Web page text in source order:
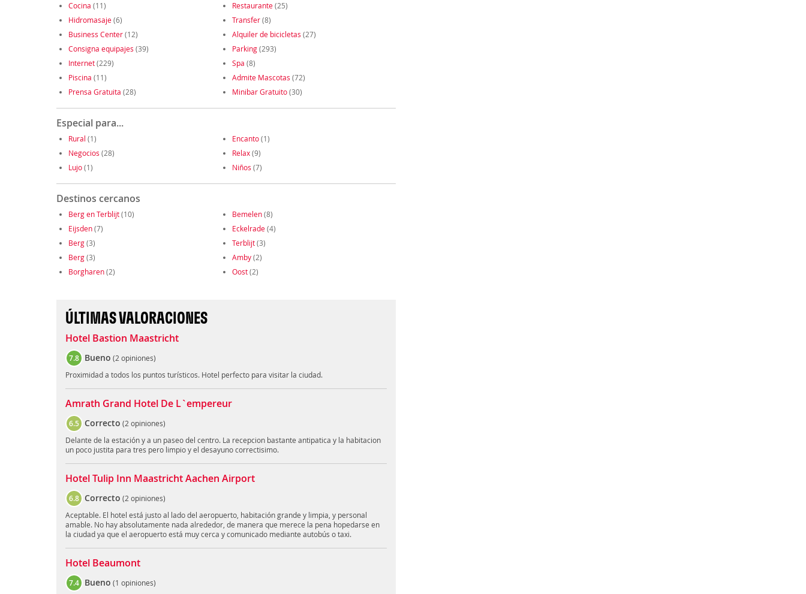
Cocina (11) Restaurante(25)
Hidromasaje(6) Transfer(8)
Business Center(12) Alquiler de bicicletas (27)
Consigna equipajes (39) Parking(293)
Internet(229) Spa (8)
Piscina (11) Admite Mascotas (72)
Prensa Gratuita (28) Minibar Gratuito(30)
Especial para...
Rural (1) Encanto(1)
Negocios (28) Relax(9)
Lujo(1) Niños (7)
Destinos cercanos
Berg en Terblijt(10) Bemelen(8)
Eijsden(7) Eckelrade(4)
Berg(3) Terblijt(3)
Berg(3) Amby(2)
Borgharen(2) Oost(2)
ÚLTIMAS VALORACIONES
Hotel Bastion Maastricht
7.8 Bueno (2 opiniones)
Proximidad a todos los puntos turísticos. Hotel perfecto para visitar la ciudad.
Amrath Grand Hotel De L`empereur
6.5 Correcto (2 opiniones)
Delante de la estación y a un paseo del centro. La recepcion bastante antipatica y la habitacion
un poco justita para tres pero limpio y el desayuno correctisimo.
Hotel Tulip Inn Maastricht Aachen Airport
6.8 Correcto (2 opiniones)
Aceptable. El hotel está justo al lado del aeropuerto, habitación grande y limpia, y personal
amable. No hay absolutamente nada alrededor, de manera que merece la pena hopedarse en
la ciudad ya que el aeropuerto está muy cerca y comunicado mediante autobús o taxi.
Hotel Beaumont
7.4 Bueno (1 opiniones)